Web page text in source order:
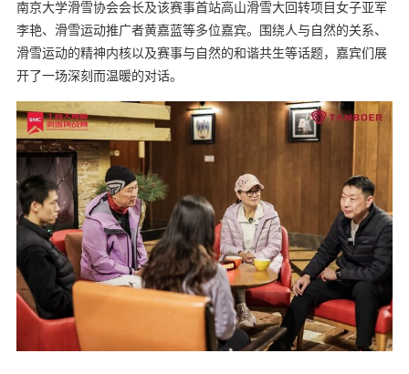
南京大学滑雪协会会长及该赛事首站高山滑雪大回转项目女子亚军
李艳、滑雪运动推广者黄嘉蓝等多位嘉宾。围绕人与自然的关系、
滑雪运动的精神内核以及赛事与自然的和谐共生等话题，嘉宾们展
开了一场深刻而温暖的对话。